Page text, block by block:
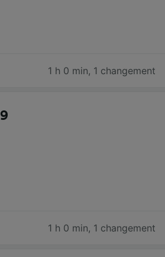
1 h 0 min, 1 changement
1 h 0 min, 1 changement